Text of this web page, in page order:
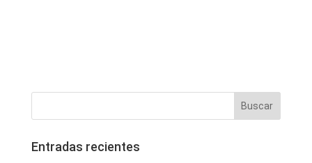
Entradas recientes